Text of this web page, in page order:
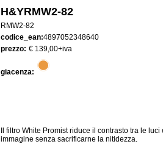
H&YRMW2-82
RMW2-82
codice_ean:4897052348640
prezzo: € 139,00+iva
giacenza:
Il filtro White Promist riduce il contrasto tra le
immagine senza sacrificarne la nitidezza.